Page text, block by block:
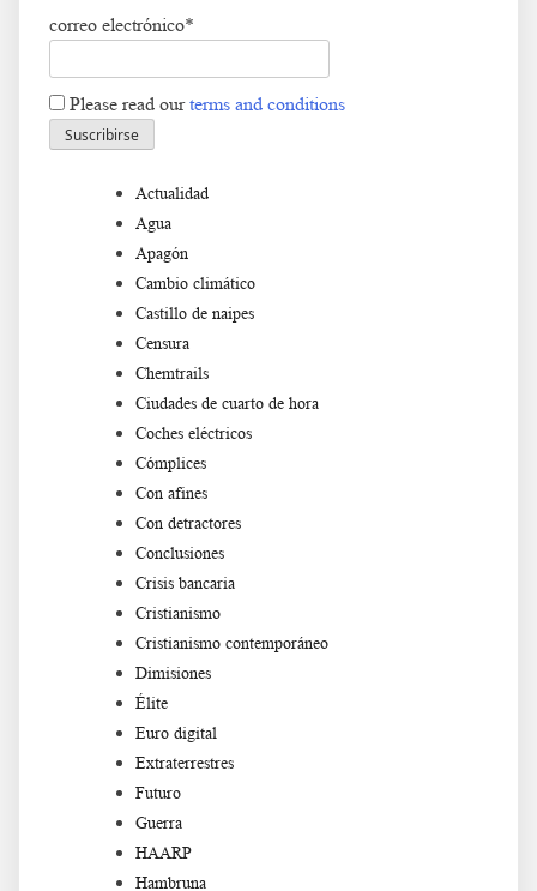
correo electrónico*
Please read ourterms and conditions
Actualidad
Agua
Apagón
Cambio climático
Castillo de naipes
Censura
Chemtrails
Ciudades de cuarto de hora
Coches eléctricos
Cómplices
Con afines
Con detractores
Conclusiones
Crisis bancaria
Cristianismo
Cristianismo contemporáneo
Dimisiones
Élite
Euro digital
Extraterrestres
Futuro
Guerra
HAARP
Hambruna